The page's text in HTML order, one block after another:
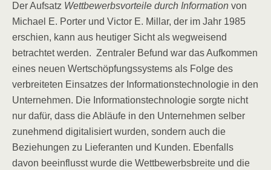
Der Aufsatz Wettbewerbsvorteile durch Information von
Michael E. Porter und Victor E. Millar, der im Jahr 1985
erschien, kann aus heutiger Sicht als wegweisend
betrachtet werden. Zentraler Befund war das Aufkommen
eines neuen Wertschöpfungssystems als Folge des
verbreiteten Einsatzes der Informationstechnologie in den
Unternehmen. Die Informationstechnologie sorgte nicht
nur dafür, dass die Abläufe in den Unternehmen selber
zunehmend digitalisiert wurden, sondern auch die
Beziehungen zu Lieferanten und Kunden. Ebenfalls
davon beeinflusst wurde die Wettbewerbsbreite und die